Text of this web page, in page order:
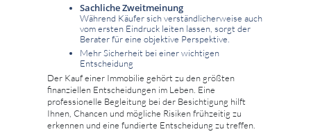
Sachliche Zweitmeinung
Während Käufer sich verständlicherweise auch
vom ersten Eindruck leiten lassen, sorgt der
Berater für eine objektive Perspektive.
Mehr Sicherheit bei einer wichtigen
Entscheidung
Der Kauf einer Immobilie gehört zu den größten
finanziellen Entscheidungen im Leben. Eine
professionelle Begleitung bei der Besichtigung hilft
Ihnen, Chancen und mögliche Risiken frühzeitig zu
erkennen und eine fundierte Entscheidung zu treffen.